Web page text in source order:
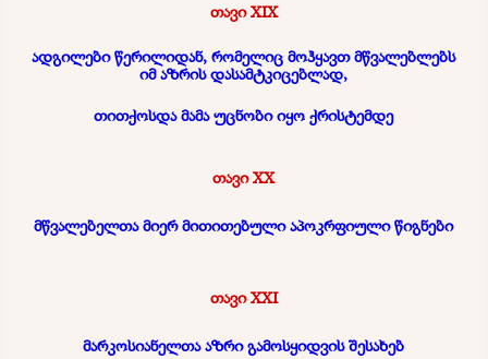
თავი XIX
ადგილები წერილიდან, რომელიც მოჰყავთ მწვალებლებს
იმ აზრის დასამტკიცებლად,
თითქოსდა მამა უცნობი იყო ქრისტემდე
თავი XX
მწვალებელთა მიერ მითითებული აპოკრფიული წიგნები
თავი XXI
მარკოსიანელთა აზრი გამოსყიდვის შესახებ